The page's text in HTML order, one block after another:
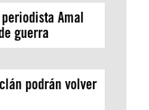
Amal
guerra
podrán volver